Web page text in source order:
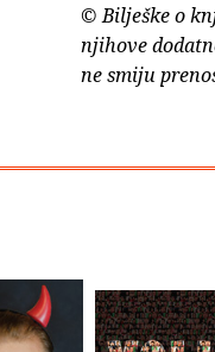
© Bilješke o
njihove
ne smiju